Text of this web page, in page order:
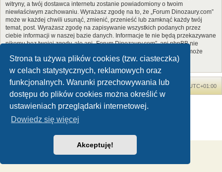
Strona ta używa plików cookies (tzw. ciasteczka)
w celach statystycznych, reklamowych oraz
funkcjonalnych. Warunki przechowywania lub
dostępu do plików cookies można określić w
ustawieniach przeglądarki internetowej.
Dowiedz się więcej
Akceptuję!
witryny, a twój dostawca internetu zostanie powiadomiony o twoim
niewłaściwym zachowaniu. Wyrażasz zgodę na to, że „Forum Dinozaury.com”
może w każdej chwili usunąć, zmienić, przenieść lub zamknąć każdy twój
temat, post. Wyrażasz zgodę na zapisywanie wszystkich podanych przez
ciebie informacji w naszej bazie danych. Informacje te nie będą przekazywane
nikomu bez twojej zgody, ale ani „Forum Dinozaury.com”, ani phpBB nie
ponosi odpowiedzialności za włamania do witryny, podczas których może
dojść do kradzieży danych.
Forum Dinozaury.com Strona główna Strefa czasowa UTC+01:00
Dinozaury.com© 2006-2020
Polski pakiet językowy dostarcza